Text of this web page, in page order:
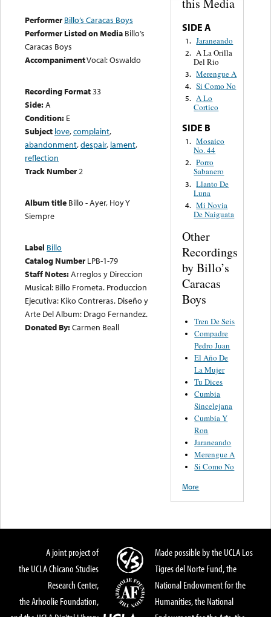
Performer Billo’s Caracas Boys
Performer Listed on Media Billo’s
Caracas Boys
AccompanimentVocal: Oswaldo
Recording Format33
Side:A
Condition: E
Subject love,complaint,
abandonment,despair, lament,
reflection
Track Number2
Album title Billo - Ayer, Hoy Y
Siempre
Label Billo
Catalog Number LPB-1-79
Staff Notes:Arreglos y Direccion
Musical: Billo Frometa. Produccion
Ejecutiva: Kiko Contreras. Diseño y
Arte Del Album: Drago Fernandez.
Donated By:Carmen Beall
SIDE A
1. Jaraneando
2. A La Orilla
Del Rio
3. Merengue A
4. Si Como No
5. A Lo
Cortico
SIDE B
1. Mosaico
No. 44
2. Porro
Sabanero
3. Llanto De
Luna
4. Mi Novia
De Naiguata
Other
Recordings
by Billo’s
Caracas
Boys
Tren De Seis
Compadre
Pedro Juan
El Año De
La Mujer
Tu Dices
Cumbia
Sincelejana
Cumbia Y
Ron
Jaraneando
Merengue A
Si Como No
More
A joint project of
the UCLA Chicano Studies
Research Center,
the Arhoolie Foundation,
Made possible by the UCLA Los
Tigres del Norte Fund, the
National Endowment for the
Humanities, the National